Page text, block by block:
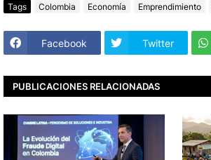
Tags Colombia Economía Emprendimiento
Facebook Twitter
PUBLICACIONES RELACIONADAS